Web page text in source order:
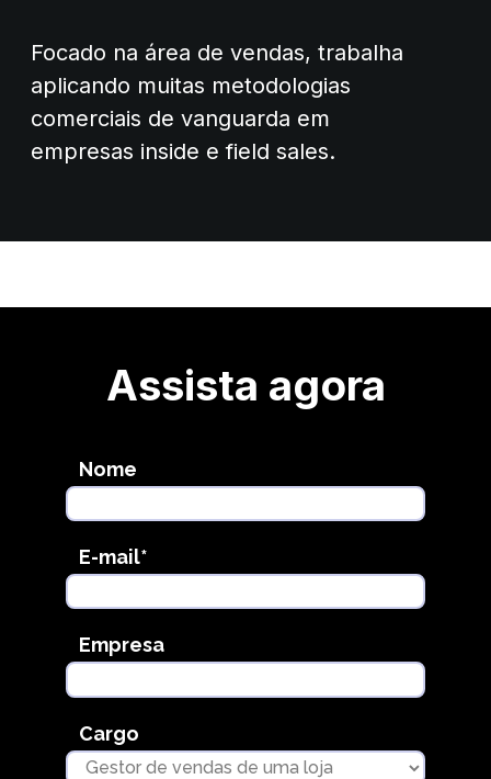
Focado na área de vendas, trabalha
aplicando muitas metodologias
comerciais de vanguarda em
empresas inside e field sales.
Assista agora
Nome
E-mail*
Empresa
Cargo